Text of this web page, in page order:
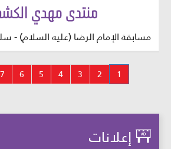
1
2
3
4
5
6
7
إعلانات